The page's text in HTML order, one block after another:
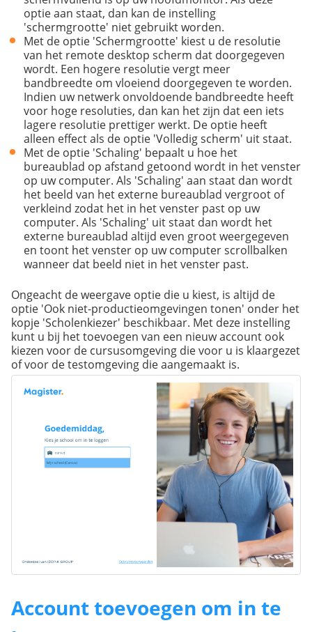
optie aan staat, dan kan de instelling
'schermgrootte' niet gebruikt worden.
Met de optie 'Schermgrootte' kiest u de resolutie
van het remote desktop scherm dat doorgegeven
wordt. Een hogere resolutie vergt meer
bandbreedte om vloeiend doorgegeven te worden.
Indien uw netwerk onvoldoende bandbreedte heeft
voor hoge resoluties, dan kan het zijn dat een iets
lagere resolutie prettiger werkt. De optie heeft
alleen effect als de optie 'Volledig scherm' uit staat.
Met de optie 'Schaling' bepaalt u hoe het
bureaublad op afstand getoond wordt in het venster
op uw computer. Als 'Schaling' aan staat dan wordt
het beeld van het externe bureaublad vergroot of
verkleind zodat het in het venster past op uw
computer. Als 'Schaling' uit staat dan wordt het
externe bureaublad altijd even groot weergegeven
en toont het venster op uw computer scrollbalken
wanneer dat beeld niet in het venster past.
Ongeacht de weergave optie die u kiest, is altijd de
optie 'Ook niet-productieomgevingen tonen' onder het
kopje 'Scholenkiezer' beschikbaar. Met deze instelling
kunt u bij het toevoegen van een nieuw account ook
kiezen voor de cursusomgeving die voor u is klaargezet
of voor de testomgeving die aangemaakt is.
Account toevoegen om in te